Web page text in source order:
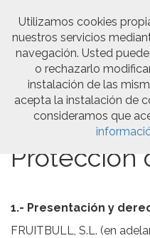
Política de
Protección
1.- Presentación y
FRUITBULL, S.L. (en
Utilizamos cookies
nuestros servicios
navegación. Usted
o rechazarlo
instalación de las
acepta la instalación de
consideramos que